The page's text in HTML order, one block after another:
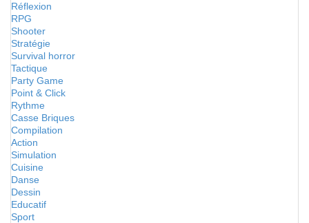
Réflexion
RPG
Shooter
Stratégie
Survival horror
Tactique
Party Game
Point & Click
Rythme
Casse Briques
Compilation
Action
Simulation
Cuisine
Danse
Dessin
Educatif
Sport